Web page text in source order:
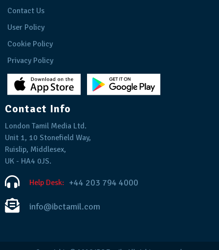
Contact Us
User Policy
Cookie Policy
Privacy Policy
Contact Info
London Tamil Media Ltd.
Unit 1, 10 Stonefield Way,
Ruislip, Middlesex,
UK - HA4 0JS.
Help Desk: +44 203 794 4000
info@ibctamil.com